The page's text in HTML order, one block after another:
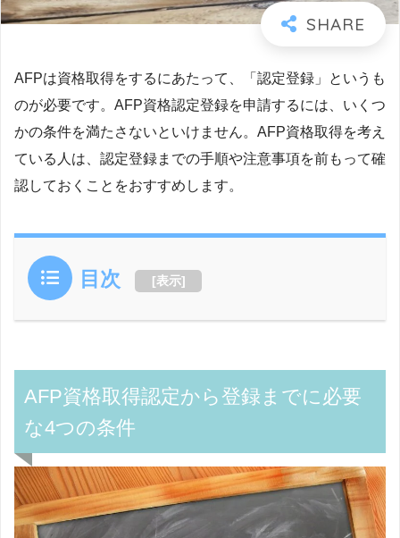
AFPは資格取得をするにあたって、「認定登録」というも
のが必要です。AFP資格認定登録を申請するには、いくつ
かの条件を満たさないといけません。AFP資格取得を考え
ている人は、認定登録までの手順や注意事項を前もって確
認しておくことをおすすめします。
目次 [表示]
AFP資格取得認定から登録までに必要
な4つの条件